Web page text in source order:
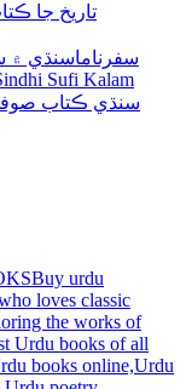
تاريخ جا
Sindhi books Safarnama سفرناماسنڌي ۾
Sufi Kalam
Buy urdu
loves classic
the works of
Urdu books of all
books online,Urdu